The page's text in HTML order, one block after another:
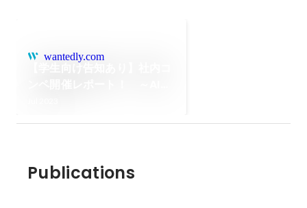
wantedly.com
Publications